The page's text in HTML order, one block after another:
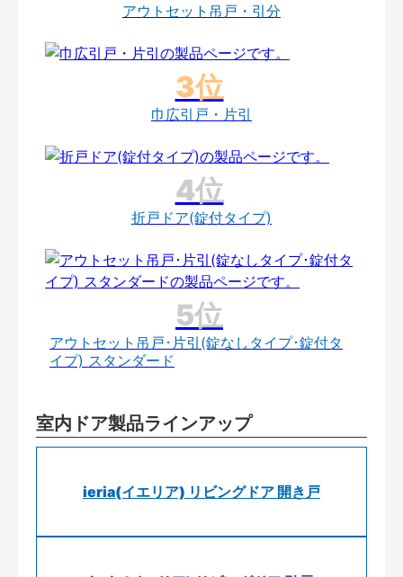
アウトセット吊戸・引分
巾広引戸・片引
折戸ドア(錠付タイプ)
アウトセット吊戸･片引(錠なしタイプ･錠付タ
イプ) スタンダード
室内ドア製品ラインアップ
ieria(イエリア) リビングドア 開き戸